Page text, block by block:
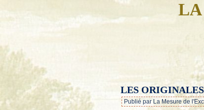
LA
LES
Publié par La Mesure de